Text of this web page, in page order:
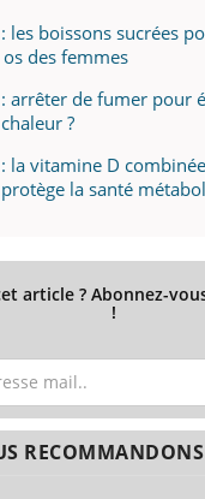
les boissons sucrées
des femmes
arrêter de fumer pour
?
la vitamine D
la santé
article ? Abonnez-
!
RECOMMANDONS